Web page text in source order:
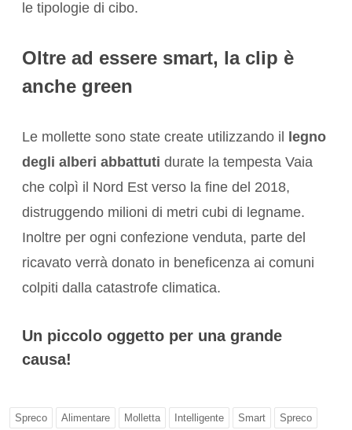
le tipologie di cibo.
Oltre ad essere smart, la clip è
anche green
Le mollette sono state create utilizzando il
legno
degli alberi abbattuti durate la tempesta Vaia
che colpì il Nord Est verso la fine del 2018,
distruggendo milioni di metri cubi di legname.
Inoltre per ogni confezione venduta, parte del
ricavato verrà donato in beneficenza ai comuni
colpiti dalla catastrofe climatica.
Un piccolo oggetto per una grande
causa!
Spreco Alimentare Molletta Intelligente Smart Spreco